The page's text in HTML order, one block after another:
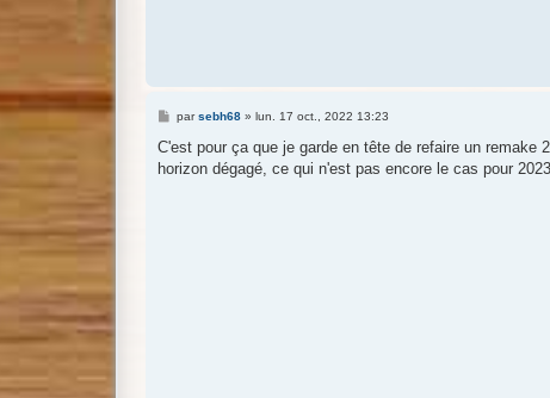
M
s
a
parsebh68» lun. 17 oct., 2022 13:23
C'est pour ça que je garde en tête de refaire un
horizon dégagé, ce qui n'est pas encore le cas pour